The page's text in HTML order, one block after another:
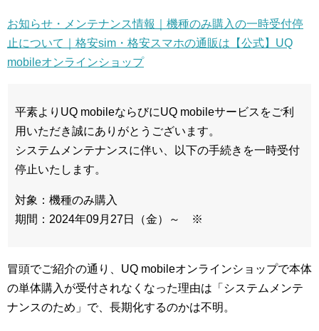
お知らせ・メンテナンス情報｜機種のみ購入の一時受付停
止について｜格安sim・格安スマホの通販は【公式】UQ
mobileオンラインショップ
平素よりUQ mobileならびにUQ mobileサービスをご利
用いただき誠にありがとうございます。
システムメンテナンスに伴い、以下の手続きを一時受付
停止いたします。
対象：機種のみ購入
期間：2024年09月27日（金）～ ※
冒頭でご紹介の通り、UQ mobileオンラインショップで本体
の単体購入が受付されなくなった理由は「システムメンテ
ナンスのため」で、長期化するのかは不明。